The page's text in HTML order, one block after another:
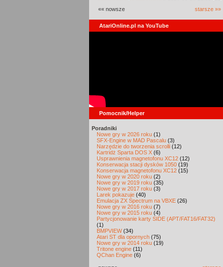
«« nowsze starsze »»
AtariOnline.pl na YouTube
Pomocnik/Helper
Poradniki
Nowe gry w 2026 roku (1)
SFX-Engine w MAD Pascalu (3)
Narzędzie do tworzenia scrolli (12)
Kartridż Sparta DOS X (6)
Usprawnienia magnetofonu XC12 (12)
Konserwacja stacji dysków 1050 (19)
Konserwacja magnetofonu XC12 (15)
Nowe gry w 2020 roku (2)
Nowe gry w 2019 roku (35)
Nowe gry w 2017 roku (3)
Larek pokazuje (40)
Emulacja ZX Spectrum na VBXE (26)
Nowe gry w 2016 roku (7)
Nowe gry w 2015 roku (4)
Partycjonowanie karty SIDE (APT/FAT16/FAT32)
(1)
BMPVIEW(34)
Atari ST dla opornych (75)
Nowe gry w 2014 roku (19)
Tritone engine (11)
QChan Engine (6)